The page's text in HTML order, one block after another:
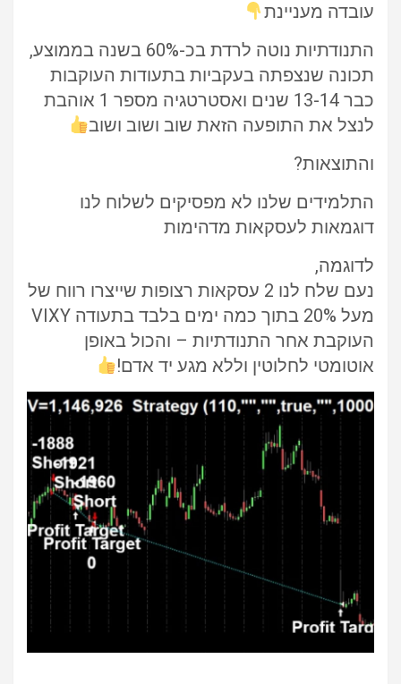
עובדה מעניינת
התנודתיות נוטה לרדת בכ-60% בשנה בממוצע,
תכונה שנצפתה בעקביות בתעודות העוקבות
כבר 13-14 שנים ואסטרטגיה מספר 1 אוהבת
לנצל את התופעה הזאת שוב ושוב ושוב
והתוצאות?
התלמידים שלנו לא מפסיקים לשלוח לנו
דוגמאות לעסקאות מדהימות
לדוגמה,
נעם שלח לנו 2 עסקאות רצופות שייצרו רווח של
מעל 20% בתוך כמה ימים בלבד בתעודה VIXY
העוקבת אחר התנודתיות – והכול באופן
אוטומטי לחלוטין וללא מגע יד אדם!